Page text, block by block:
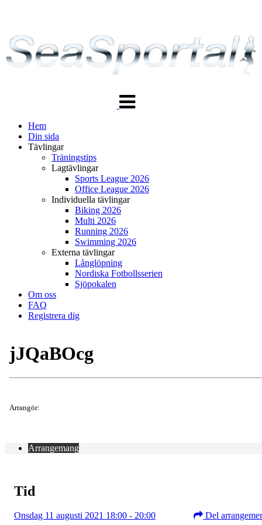
navigering
Hem
Din sida
Tävlingar
Träningstips
Lagtävlingar
Sports League 2026
Office League 2026
Individuella tävlingar
Biking 2026
Multi 2026
Running 2026
Swimming 2026
Externa tävlingar
Långlöpning
Nordiska Fotbollsserien
Sjöpokalen
Om oss
FAQ
Registrera dig
jJQaBOcg
Arrangör:
Arrangemang
Tid
Onsdag 11 augusti 2021 18:00 - 20:00 Del